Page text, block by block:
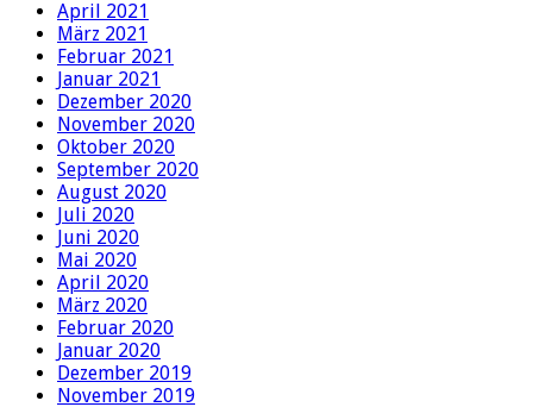
April 2021
März 2021
Februar 2021
Januar 2021
Dezember 2020
November 2020
Oktober 2020
September 2020
August 2020
Juli 2020
Juni 2020
Mai 2020
April 2020
März 2020
Februar 2020
Januar 2020
Dezember 2019
November 2019